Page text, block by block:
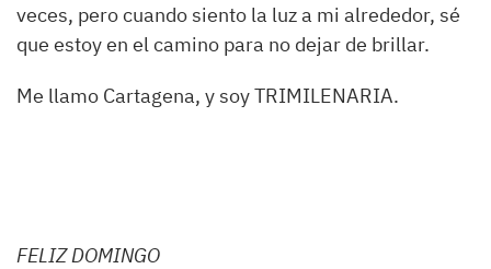
veces, pero cuando siento la luz a mi alrededor, sé
que estoy en el camino para no dejar de brillar.
Me llamo Cartagena, y soy TRIMILENARIA.
FELIZ DOMINGO